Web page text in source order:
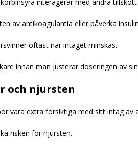
av antikoagulantia eller påverka
oftast när intaget minskas.
innan man justerar doseringen av
och njursten
vara extra försiktiga med sitt intag av
risken för njursten.